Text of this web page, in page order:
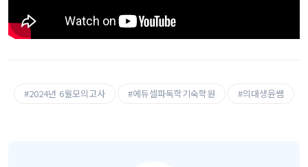
#2024년 6월모의고사 #에듀셀파독학기숙학원 #의대생윤쌤